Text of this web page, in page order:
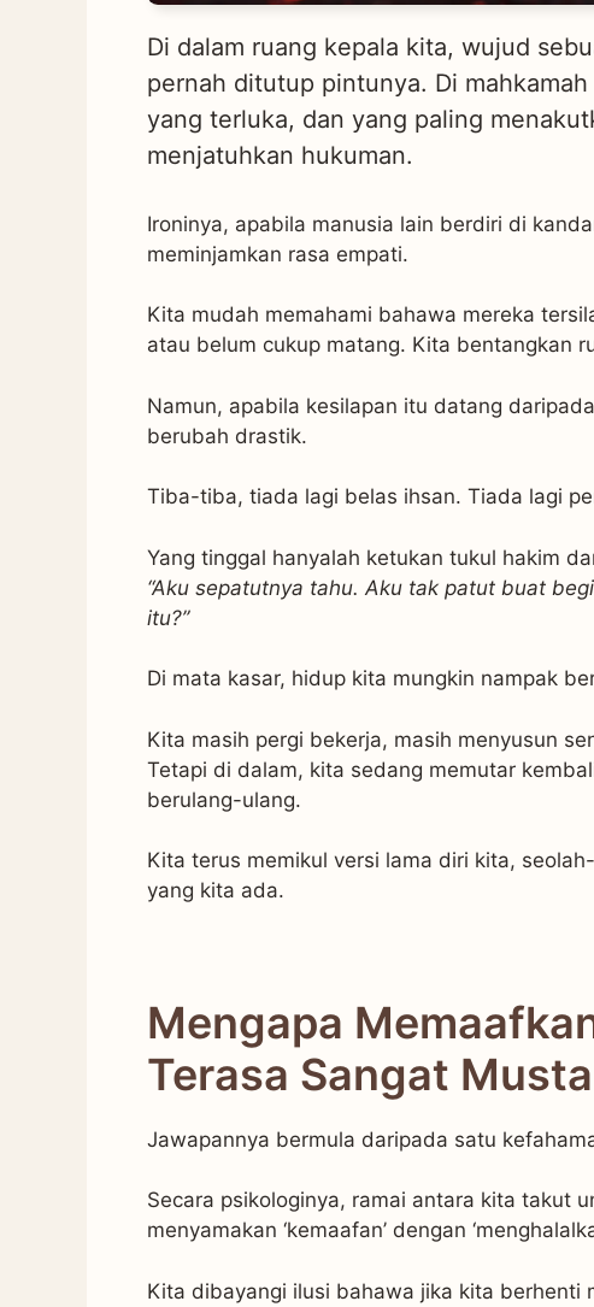
Di dalam ruang kepala kita, wujud
pernah ditutup pintunya. Di
yang terluka, dan yang paling
menjatuhkan hukuman.
Ironinya, apabila manusia lain berdiri di
meminjamkan rasa empati.
Kita mudah memahami bahawa mereka
atau belum cukup matang. Kita bentangkan
Namun, apabila kesilapan itu datang
berubah drastik.
Tiba-tiba, tiada lagi belas ihsan. Tiada lagi
Yang tinggal hanyalah ketukan tukul hakim
“Aku sepatutnya tahu. Aku tak patut buat
itu?”
Di mata kasar, hidup kita mungkin nampak
Kita masih pergi bekerja, masih menyusun
Tetapi di dalam, kita sedang memutar
berulang-ulang.
Kita terus memikul versi lama diri kita,
yang kita ada.
Mengapa
Terasa Sangat
Jawapannya bermula daripada satu
Secara psikologinya, ramai antara kita takut
menyamakan ‘kemaafan’ dengan
Kita dibayangi ilusi bahawa jika kita berhenti